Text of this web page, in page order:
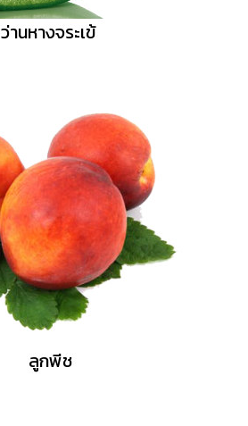
ว่านหางจระเข้
ลูกพีช